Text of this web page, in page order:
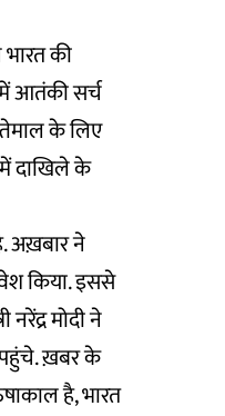
की
आतंकी सर्च
के लिए
में दाखिले के
अख़बार ने
किया. इससे
मोदी ने
ख़बर के
है, भारत